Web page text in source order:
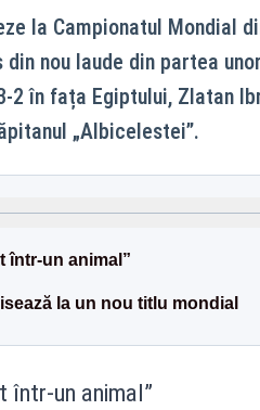
la Campionatul Mondial
nou laude din partea
în fața Egiptului, Zlatan
„Albicelestei”.
într-un animal”
la un nou titlu mondial
într-un animal”